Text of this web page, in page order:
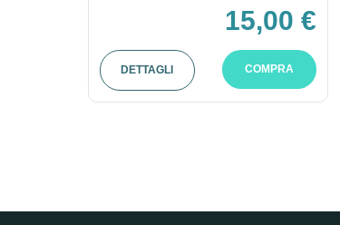
15,00 €
DETTAGLI COMPRA